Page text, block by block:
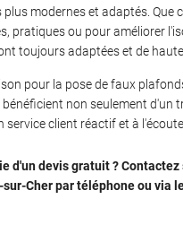
modernes et adaptés. Que
pratiques ou pour améliorer
toujours adaptées et de
pour la pose de faux
non seulement d'un
service client réactif et à l'écoute
d'un devis gratuit ?
sur-Cher par téléphone ou via